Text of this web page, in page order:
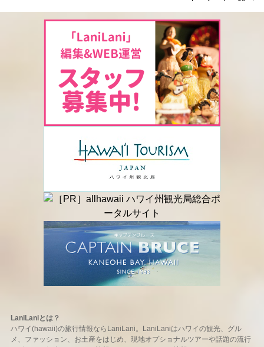
LaniLaniとは？
ハワイ(hawaii)の旅行情報ならLaniLani。LaniLaniはハワイの観光、グル
メ、ファッション、お土産をはじめ、現地オプショナルツアーや話題の流行